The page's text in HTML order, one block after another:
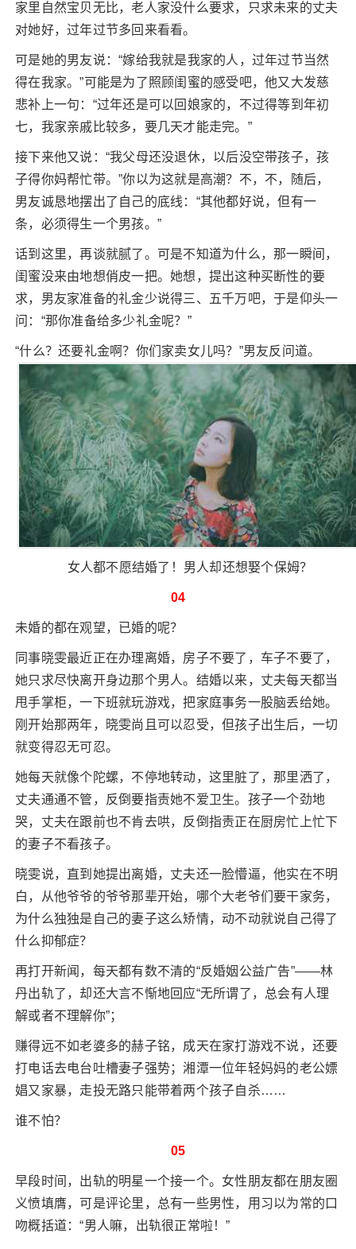
家里自然宝贝无比，老人家没什么要求，只求未来的丈夫
对她好，过年过节多回来看看。
可是她的男友说：“嫁给我就是我家的人，过年过节当然
得在我家。”可能是为了照顾闺蜜的感受吧，他又大发慈
悲补上一句：“过年还是可以回娘家的，不过得等到年初
七，我家亲戚比较多，要几天才能走完。”
接下来他又说：“我父母还没退休，以后没空带孩子，孩
子得你妈帮忙带。”你以为这就是高潮？不，不，随后，
男友诚恳地摆出了自己的底线：“其他都好说，但有一
条，必须得生一个男孩。”
话到这里，再谈就腻了。可是不知道为什么，那一瞬间，
闺蜜没来由地想俏皮一把。她想，提出这种买断性的要
求，男友家准备的礼金少说得三、五千万吧，于是仰头一
问：“那你准备给多少礼金呢？”
“什么？还要礼金啊？你们家卖女儿吗？”男友反问道。
女人都不愿结婚了！男人却还想娶个保姆？
04
未婚的都在观望，已婚的呢？
同事晓雯最近正在办理离婚，房子不要了，车子不要了，
她只求尽快离开身边那个男人。结婚以来，丈夫每天都当
甩手掌柜，一下班就玩游戏，把家庭事务一股脑丢给她。
刚开始那两年，晓雯尚且可以忍受，但孩子出生后，一切
就变得忍无可忍。
她每天就像个陀螺，不停地转动，这里脏了，那里洒了，
丈夫通通不管，反倒要指责她不爱卫生。孩子一个劲地
哭，丈夫在跟前也不肯去哄，反倒指责正在厨房忙上忙下
的妻子不看孩子。
晓雯说，直到她提出离婚，丈夫还一脸懵逼，他实在不明
白，从他爷爷的爷爷那辈开始，哪个大老爷们要干家务，
为什么独独是自己的妻子这么矫情，动不动就说自己得了
什么抑郁症？
再打开新闻，每天都有数不清的“反婚姻公益广告”——林
丹出轨了，却还大言不惭地回应“无所谓了，总会有人理
解或者不理解你”；
赚得远不如老婆多的赫子铭，成天在家打游戏不说，还要
打电话去电台吐槽妻子强势；湘潭一位年轻妈妈的老公嫖
娼又家暴，走投无路只能带着两个孩子自杀……
谁不怕？
05
早段时间，出轨的明星一个接一个。女性朋友都在朋友圈
义愤填膺，可是评论里，总有一些男性，用习以为常的口
吻概括道：“男人嘛，出轨很正常啦！”